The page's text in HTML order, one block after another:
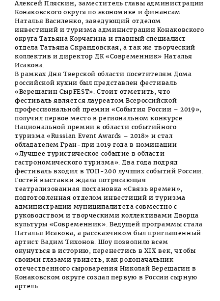
Алексей Пляскин, заместитель главы администрации
Конаковского округа по экономике и финансам
Наталья Василенко, заведующий отделом
инвестиций и туризма администрации Конаковского
округа Татьяна Корчагина и главный специалист
отдела Татьяна Скрандовская, а так же творческий
коллектив и директор ДК «Современник» Наталья
Исакова.
В рамках Дня Тверской области посетителям Дома
российской кухни был представлен фестиваль
«Верещагин СырFEST». Стоит отметить, что
фестиваль является лауреатом Всероссийской
профессиональной премии «События России – 2019»,
получил первое место в региональном конкурсе
Национальной премии в области событийного
туризма «Russian Event Awards – 2018» и стал
обладателем Гран-при 2019 года в номинации
«Лучшее туристическое событие в области
гастрономического туризма». Два года подряд
фестиваль входил в ТОП-200 лучших событий России.
Гостей выставки ждала потрясающая
театрализованная постановка «Связь времен»,
подготовленная отделом инвестиций и туризма
администрации муниципалитета совместно с
руководством и творческими коллективами Дворца
культуры «Современник». Ведущей программы стала
Наталья Исакова, а рассказчиком был приглашенный
артист Вадим Тихонов. Шоу позволило всем
окунуться в историю, перенестись в XIX век, чтобы
своими глазами увидеть, как родоначальник
отечественного сыроварения Николай Верещагин в
Конаковском округе создал первую в России сырную
артель.